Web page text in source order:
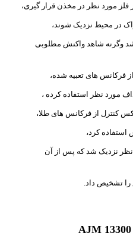
فلز مورد نظر در مخذن قرار گیری،
در محیط نزدیک شوند،
وگرنه شاهد واکنش مطلوبی
فرکانس های تعبیه شده،
مورد نظر استفاده کرده ،
کنترل از فرکانس های طلا،
استفاده کرد،
نظر نزدیک شد که پس از آن
تشخیص داد.
AJM 13300